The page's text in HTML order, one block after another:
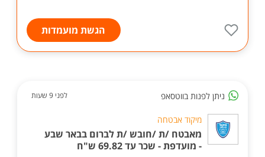
הגשת מועמדות
ניתן לפנות בווטסאפ לפני 9 שעות
מיקוד אבטחה
מאבטח /ת /חובש /ת לברום בבאר שבע
- מועדפת - שכר עד 69.82 ש"ח